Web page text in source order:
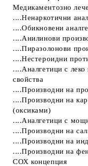
Медикаментозно
....Ненаркотични
....Обикновени
....Анилинови
....Пиразолонови
....Нестероидни
....Аналгетици с леко
свойства
....Производни на
....Производни на
(оксиками)
....Аналгетици с
....Производни на
....Производни на
....Производни на
СОХ концепция